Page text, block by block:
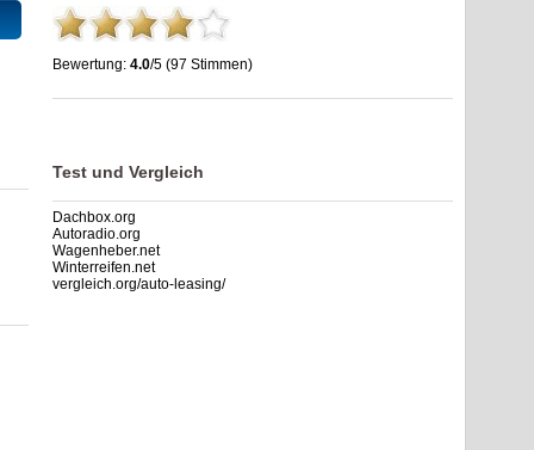
Bewertung: 4.0/5 (97 Stimmen)
AS Marl-Sinsen: Stau, Unfälle, Sperrung & Baustellen ,4.0out
Test und Vergleich
Dachbox.org
Autoradio.org
Wagenheber.net
Winterreifen.net
vergleich.org/auto-leasing/